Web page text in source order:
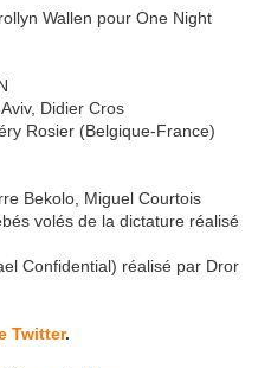
Wallen pour One Night
Didier Cros
Rosier (Belgique-France)
Bekolo, Miguel Courtois
volés de la dictature réalisé
Confidential) réalisé par Dror
Twitter.